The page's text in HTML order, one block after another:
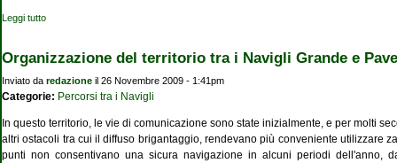
Leggi tutto
Organizzazione del territorio tra i Navigli Grande e
Inviato da redazione il 26 Novembre 2009 - 1:41pm
Categorie: Percorsi tra i Navigli
In questo territorio, le vie di comunicazione sono state inizialmente, e per molti
altri ostacoli tra cui il diffuso brigantaggio, rendevano più conveniente utilizzare
punti non consentivano una sicura navigazione in alcuni periodi dell'anno,